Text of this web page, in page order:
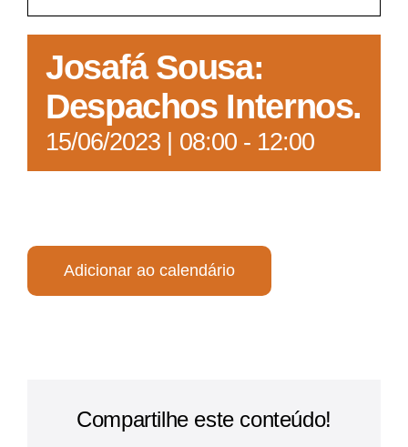
Acesso à Informação
Josafá Sousa:
Despachos Internos.
15/06/2023 | 08:00- 12:00
Adicionar ao calendário
Compartilhe este conteúdo!